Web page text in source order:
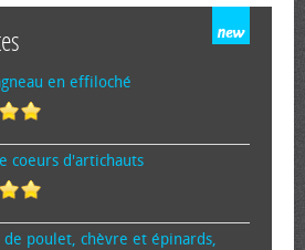
en effiloché
cœurs d'artichauts
poulet, chèvre et épinards,